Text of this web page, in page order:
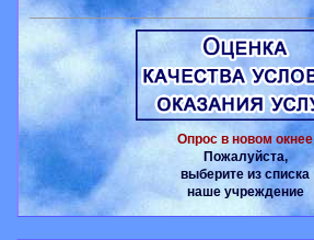
Опрос в новом окнее
Пожалуйста,
выберите из списка
наше учреждение